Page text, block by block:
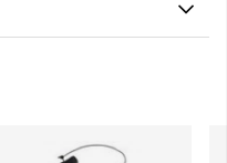
5 ANTAL BETYG 0